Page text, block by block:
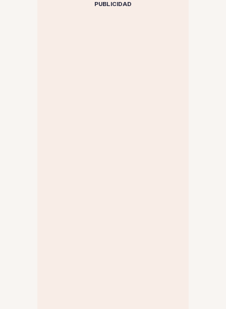
PUBLICIDAD